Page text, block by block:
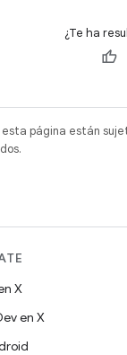
¿Te ha
página están
X
en X